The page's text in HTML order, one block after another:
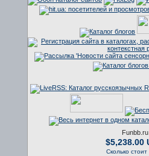
Funbb.ru
$5,238.00
Сколько